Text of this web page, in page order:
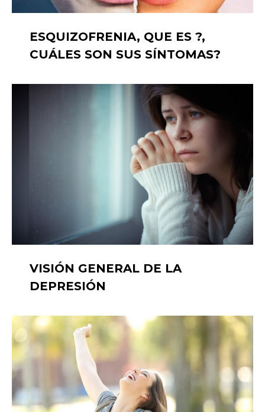
ESQUIZOFRENIA, QUE ES ?,
CUÁLES SON SUS SÍNTOMAS?
VISIÓN GENERAL DE LA
DEPRESIÓN